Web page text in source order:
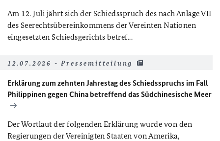
Am 12. Juli jährt sich der Schiedsspruch des nach Anlage VII
des Seerechtsübereinkommens der Vereinten Nationen
eingesetzten Schiedsgerichts betref...
12.07.2026 - Pressemitteilung
Erklärung zum zehnten Jahrestag des Schiedsspruchs im Fall
Philippinen gegen China betreffend das Südchinesische Meer
Der Wortlaut der folgenden Erklärung wurde von den
Regierungen der Vereinigten Staaten von Amerika,